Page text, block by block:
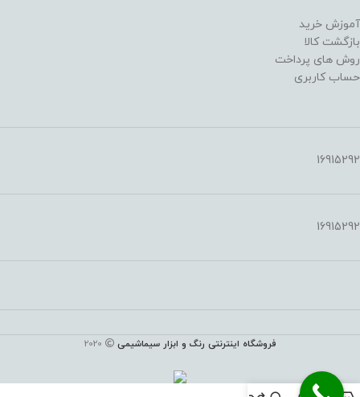
آموزش خرید
بازگشت کالا
روش های پرداخت
حساب کاربری
16915292
16915292
فروشگاه اینترنتی رنگ و ابزار سیماشیمی